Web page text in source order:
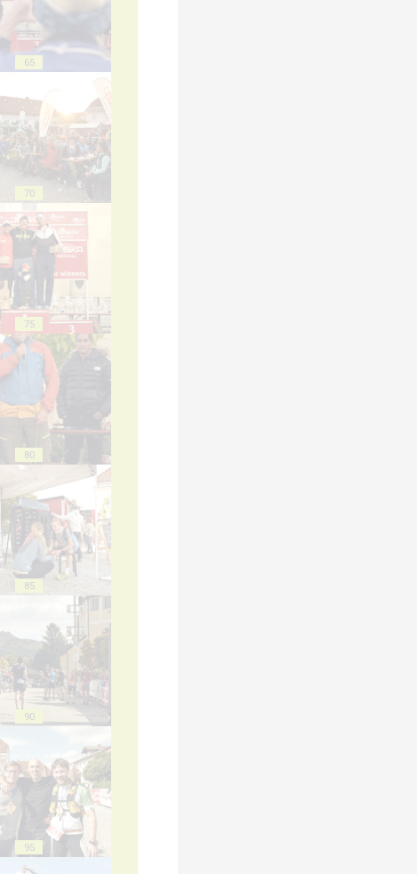
65
70
75
80
85
90
95